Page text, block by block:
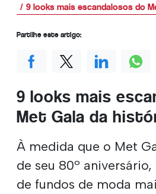
9 looks mais escandalosos do
9 looks mais
Met Gala da
À medida que o Met
de seu 80º
de fundos de moda
Partilhe este artigo: